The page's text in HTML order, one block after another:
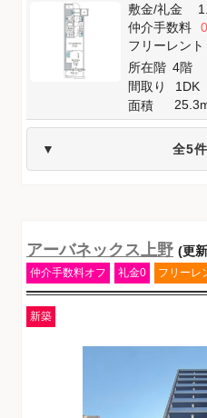
敷金/礼金
仲介手数料
フリーレント
所在階 4階
間取り
1DK
面積
全5
アーバネックス上野 (更
仲介手数料オフ 礼金0 フリーレ
新築